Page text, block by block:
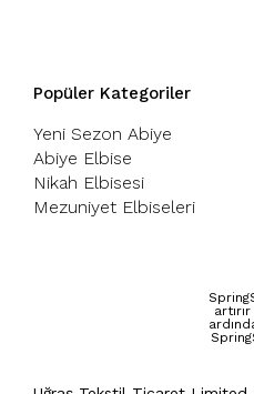
Popüler Kategoriler
Yeni Sezon Abiye
Abiye Elbise
Nikah Elbisesi
Mezuniyet Elbiseleri